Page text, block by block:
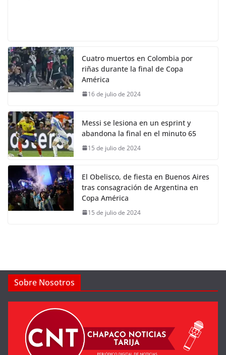
Cuatro muertos en Colombia por
riñas durante la final de Copa
América
16 de julio de 2024
Messi se lesiona en un esprint y
abandona la final en el minuto 65
15 de julio de 2024
El Obelisco, de fiesta en Buenos Aires
tras consagración de Argentina en
Copa América
15 de julio de 2024
Sobre Nosotros